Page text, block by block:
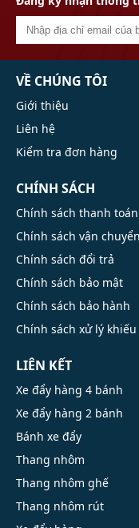
VỀ CHÚNG TÔI
Giới thiệu
Liên hệ
Kiểm tra đơn hàng
CHÍNH SÁCH
Chính sách thanh toán
Chính sách vận chuyển
Chính sách đổi trả
Chính sách bảo mật
Chính sách bảo hành
Chính sách xử lý
LIÊN KẾT
Xe đẩy hàng 4 bánh
Xe đẩy hàng 2 bánh
Bánh xe đẩy
Thang nhôm
Thang nhôm ghế
Thang nhôm rút